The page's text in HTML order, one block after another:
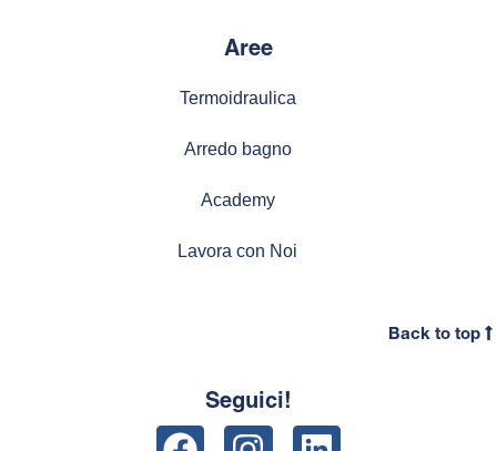
Aree
Termoidraulica
Arredo bagno
Academy
Lavora con Noi
Back to top
Seguici!